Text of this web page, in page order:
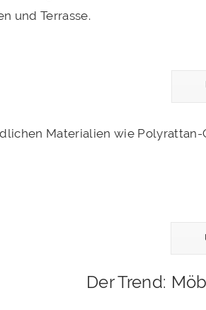
und Terrasse.
Materialien wie
Der Trend: